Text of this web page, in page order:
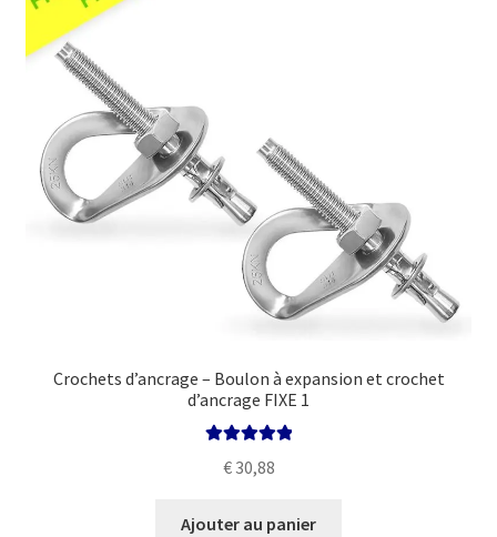
Politique
Crochets d’ancrage – Boulon à expansion et crochet
d’ancrage FIXE 1
€30,88
Ajouter au panier